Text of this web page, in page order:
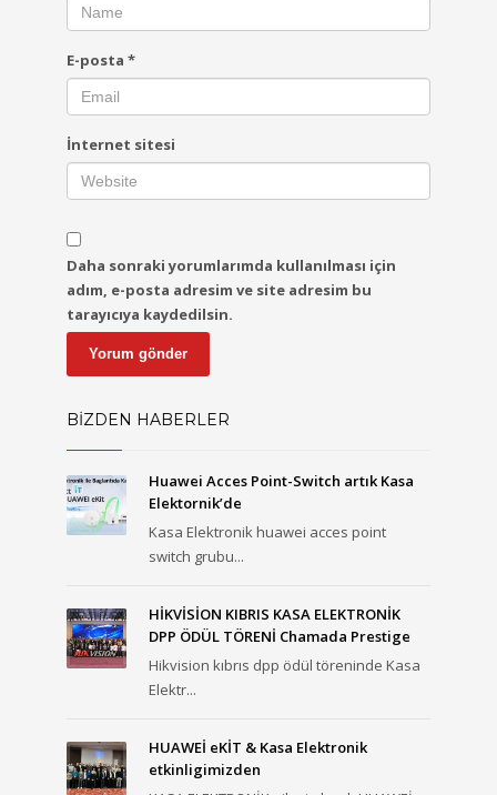
E-posta *
İnternet sitesi
Daha sonraki yorumlarımda kullanılması için
adım, e-posta adresim ve site adresim bu
tarayıcıya kaydedilsin.
BİZDEN HABERLER
Huawei Acces Point-Switch artık Kasa
Elektornik’de
Kasa Elektronik huawei acces point
switch grubu...
HİKVİSİON KIBRIS KASA ELEKTRONİK
DPP ÖDÜL TÖRENİ Chamada Prestige
Hikvision kıbrıs dpp ödül töreninde Kasa
Elektr...
HUAWEİ eKİT & Kasa Elektronik
etkinligimizden